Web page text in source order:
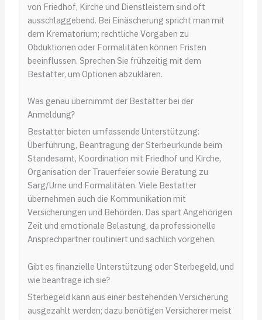
von Friedhof, Kirche und Dienstleistern sind oft
ausschlaggebend. Bei Einäscherung spricht man mit
dem Krematorium; rechtliche Vorgaben zu
Obduktionen oder Formalitäten können Fristen
beeinflussen. Sprechen Sie frühzeitig mit dem
Bestatter, um Optionen abzuklären.
Was genau übernimmt der Bestatter bei der
Anmeldung?
Bestatter bieten umfassende Unterstützung:
Überführung, Beantragung der Sterbeurkunde beim
Standesamt, Koordination mit Friedhof und Kirche,
Organisation der Trauerfeier sowie Beratung zu
Sarg/Urne und Formalitäten. Viele Bestatter
übernehmen auch die Kommunikation mit
Versicherungen und Behörden. Das spart Angehörigen
Zeit und emotionale Belastung, da professionelle
Ansprechpartner routiniert und sachlich vorgehen.
Gibt es finanzielle Unterstützung oder Sterbegeld, und
wie beantrage ich sie?
Sterbegeld kann aus einer bestehenden Versicherung
ausgezahlt werden; dazu benötigen Versicherer meist